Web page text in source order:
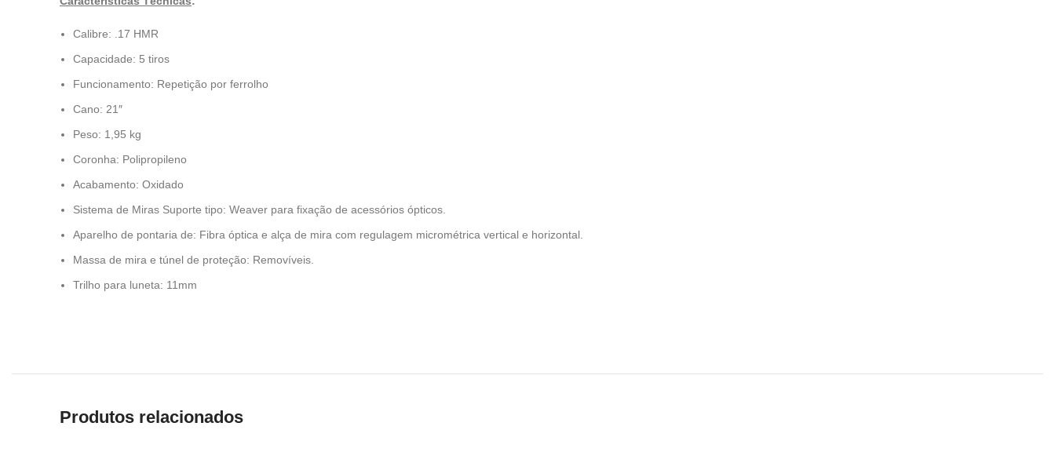
Calibre: .17 HMR
Capacidade: 5 tiros
Funcionamento: Repetição por ferrolho
Cano: 21″
Peso: 1,95 kg
Coronha: Polipropileno
Acabamento: Oxidado
Sistema de Miras Suporte tipo: Weaver para fixação de acessórios ópticos.
Aparelho de pontaria de: Fibra óptica e alça de mira com regulagem micrométrica vertical e horizontal.
Massa de mira e túnel de proteção: Removíveis.
Trilho para luneta: 11mm
Produtos relacionados